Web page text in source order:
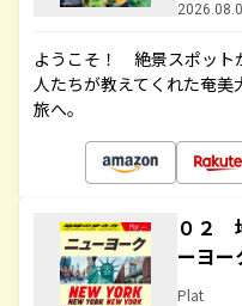
ようこそ！ 絶景スポット
人たちが教えてくれた奄
旅へ。
０２
ーヨー
Plat